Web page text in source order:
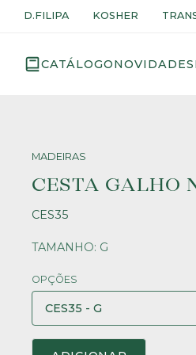
D.FILIPA KOSHER
CATÁLOGONOVIDADES
MADEIRAS
CESTA GALHO
CES35
TAMANHO: G
OPÇÕES